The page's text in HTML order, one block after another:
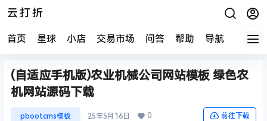
云打折
首页 星球 小店 交易市场 问答 帮助 导航 快报
(自适应手机版)农业机械公司网站模板 绿色农
机网站源码下载
pbootcms模板 25年5月16日 0 前往下载